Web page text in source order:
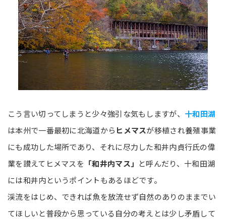
こう言い切ってしまうと少々強引な気もしますが、 十和田湖
は本州で一番最初に北海道から ヒメマスが移植され養殖事業
にも成功した場所であり、それに尽力した和井内貞行氏の偉
業を讃えてヒメマスを 「和井内マス」 と呼んだり、十和田湖
には和井内というポイントもあるほどです。
渓流をはじめ、できれば魚を放流せず自然のありのままでい
てほしいと普段から思っている自分の考えとは少し矛盾して